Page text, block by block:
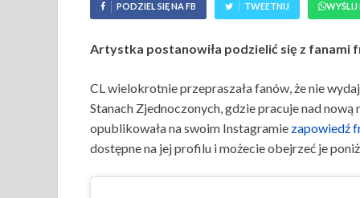
PODZIEL SIĘ NA FB TWEETNIJ
Artystka postanowiła podzielić się z fanami
CL wielokrotnie przepraszała fanów, że nie
Stanach Zjednoczonych, gdzie pracuje nad
opublikowała na swoim Instagramie zapowiedź
dostępne na jej profilu i możecie obejrzeć je